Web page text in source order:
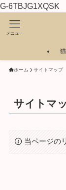
G-6TBJG1XQSK
メニュー
ホーム サイトマップ
サイトマ
当ページの